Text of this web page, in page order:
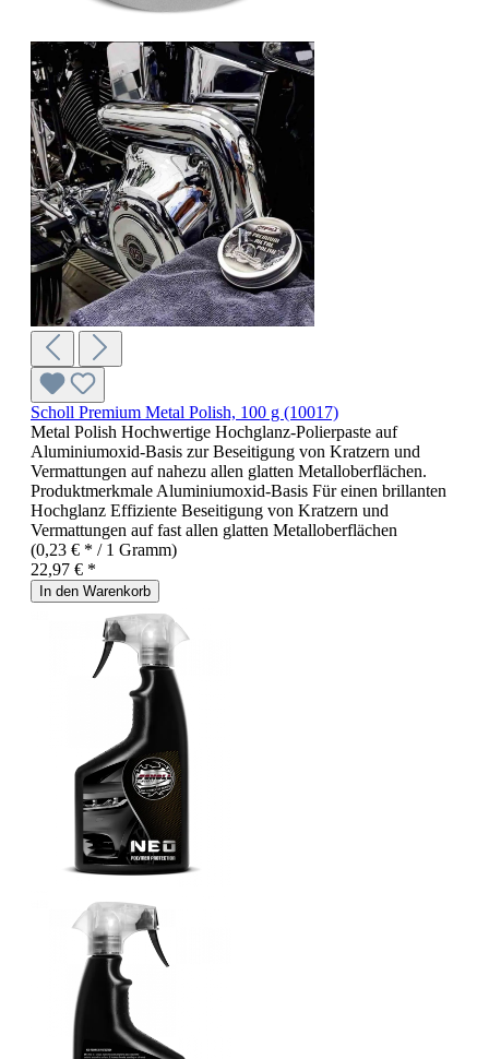
Scholl Premium Metal Polish, 100 g (10017)
Metal Polish Hochwertige Hochglanz-Polierpaste auf
Aluminiumoxid-Basis zur Beseitigung von Kratzern und
Vermattungen auf nahezu allen glatten Metalloberflächen.
Produktmerkmale Aluminiumoxid-Basis Für einen brillanten
Hochglanz Effiziente Beseitigung von Kratzern und
Vermattungen auf fast allen glatten Metalloberflächen
(0,23 € * / 1 Gramm)
22,97 € *
In den Warenkorb